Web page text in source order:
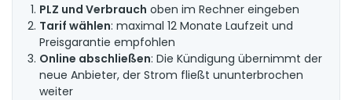
PLZ und Verbrauch oben im Rechner eingeben
Tarif wählen: maximal 12 Monate Laufzeit und
Preisgarantie empfohlen
Online abschließen: Die Kündigung übernimmt der
neue Anbieter, der Strom fließt ununterbrochen
weiter